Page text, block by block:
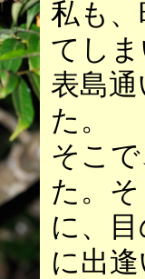
私も
てし
表島
た。
そこ
た。
に、
に出